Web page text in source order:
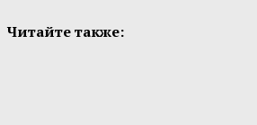
Читайте также: